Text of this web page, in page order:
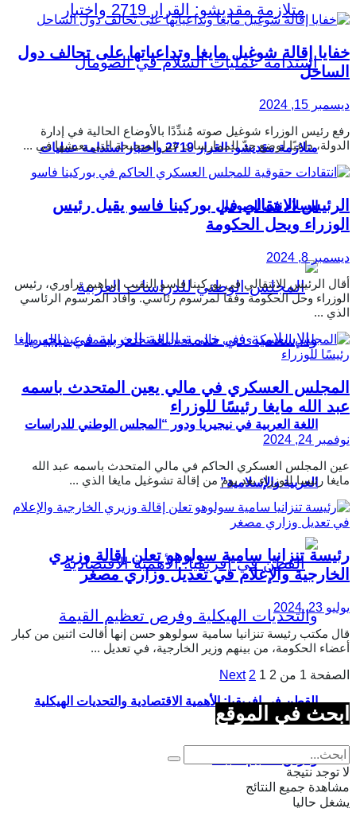
متلازمة مقديشو: القرار 2719 واختبار استدامة عمليات
السلام في الصومال
اللغة العربية في نيجيريا ودور “المجلس الوطني للدراسات
العربية والإسلامية”
القطن في إفريقيا: الأهمية الاقتصادية والتحديات الهيكلية
وفرص تعظيم القيمة
خفايا إقالة شوغيل مايغا وتداعياتها على تحالف دول
الساحل
ديسمبر 15, 2024
رفع رئيس الوزراء شوغيل صوته مُندِّدًا بالأوضاع الحالية في إدارة
الدولة، داعيًا لوضع حدّ للممارسات غير الصحيحة التي يعيشها في ...
الرئيس الانتقالي في بوركينا فاسو يقيل رئيس
الوزراء ويحل الحكومة
ديسمبر 8, 2024
أقال الرئيس الانتقالي في بوركينا فاسو النقيب إبراهيم تراوري، رئيس
الوزراء وحل الحكومة وفقا لمرسوم رئاسي. وأفاد المرسوم الرئاسي
الذي ...
المجلس العسكري في مالي يعين المتحدث باسمه
عبد الله مايغا رئيسًا للوزراء
نوفمبر 24, 2024
عين المجلس العسكري الحاكم في مالي المتحدث باسمه عبد الله
مايغا رئيسا للوزراء بعد يوم من إقالة تشوغيل مايغا الذي ...
رئيسة تنزانيا سامية سولوهو تعلن إقالة وزيري
الخارجية والإعلام في تعديل وزاري مصغر
يوليو 23, 2024
قال مكتب رئيسة تنزانيا سامية سولوهو حسن إنها أقالت اثنين من كبار
أعضاء الحكومة، من بينهم وزير الخارجية، في تعديل ...
الصفحة 1 من 2
1
2
Next
ابحث في الموقع
لا توجد نتيجة
مشاهدة جميع النتائج
يشغل حاليا